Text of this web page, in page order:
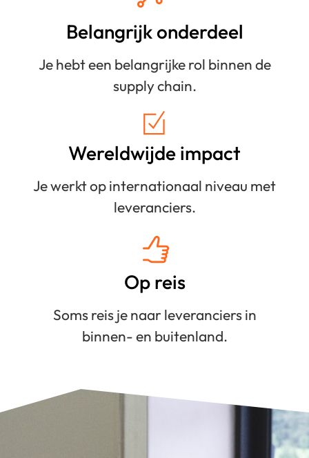
Belangrijk onderdeel
Je hebt een belangrijke rol binnen de
supply chain.
Wereldwijde impact
Je werkt op internationaal niveau met
leveranciers.
Op reis
Soms reis je naar leveranciers in
binnen- en buitenland.